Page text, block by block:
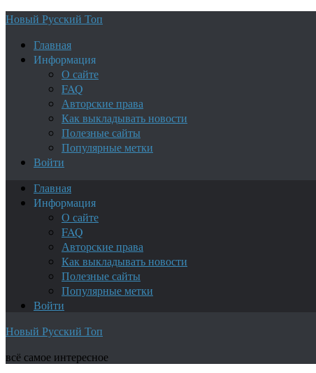
Новый Русский Топ
Главная
Информация
О сайте
FAQ
Авторские права
Как выкладывать новости
Полезные сайты
Популярные метки
Войти
Главная
Информация
О сайте
FAQ
Авторские права
Как выкладывать новости
Полезные сайты
Популярные метки
Войти
Новый Русский Топ
всё самое интересное